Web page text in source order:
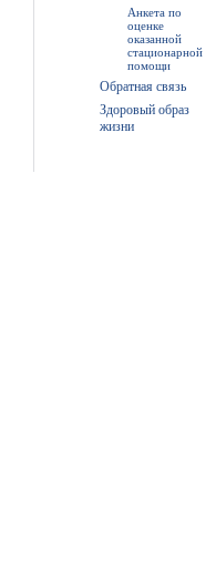
Анкета по
оценке
оказанной
стационарной
помощи
Обратная связь
Здоровый образ
жизни